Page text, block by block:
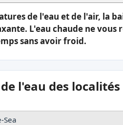
de l'eau et de l'air, la
L'eau chaude ne vous
sans avoir froid.
l'eau des
Sea